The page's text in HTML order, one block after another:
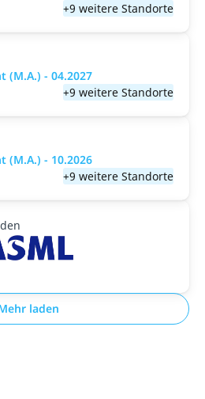
+9 weitere Standorte
(M.A.) - 04.2027
+9 weitere Standorte
(M.A.) - 10.2026
+9 weitere Standorte
laden